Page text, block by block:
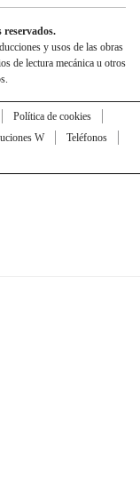
y usos de las obras
de lectura mecánica u otros
Política de cookies
W
Teléfonos